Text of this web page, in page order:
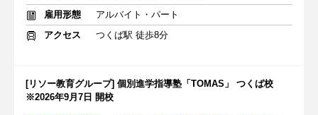
雇用形態
アルバイト・パート
アクセス
つくば駅 徒歩8分
[リソー教育グループ] 個別進学指導塾「TOMAS」 つくば校
※2026年9月7日 開校